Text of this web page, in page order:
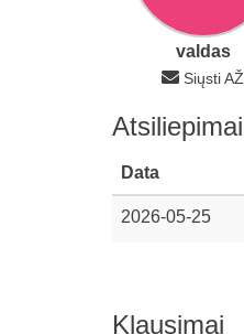
valdas
Siųsti AŽ
Atsiliepimai
Data
2026-05-25
Klausimai